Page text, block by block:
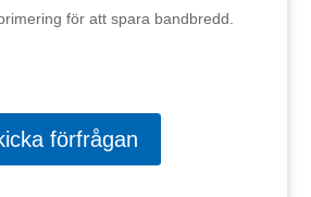
för att spara bandbredd.
förfrågan